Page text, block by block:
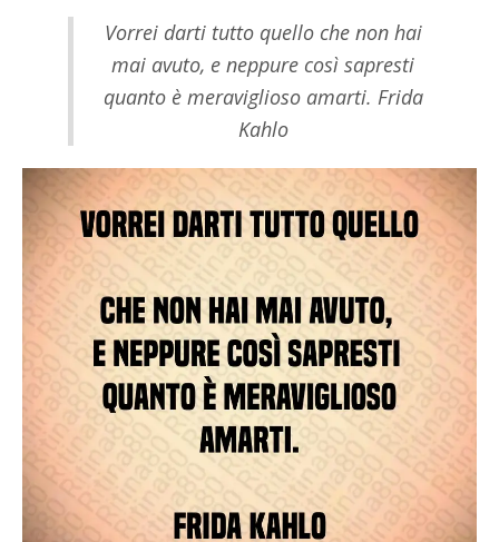
Vorrei darti tutto quello che non hai
mai avuto, e neppure così sapresti
quanto è meraviglioso amarti. Frida
Kahlo